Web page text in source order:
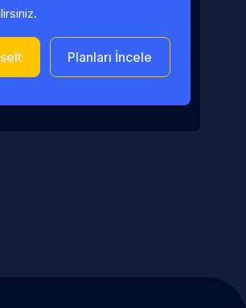
Planları İncele